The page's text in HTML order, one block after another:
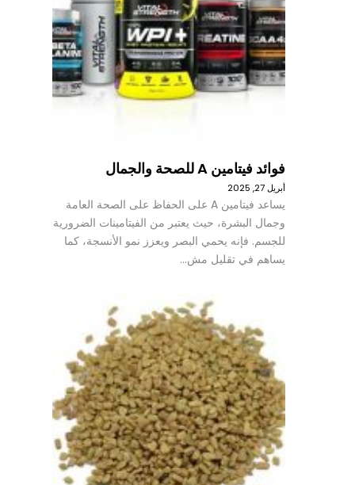
فوائد فيتامين A للصحة والجمال
أبريل 27, 2025
يساعد فيتامين A على الحفاظ على الصحة العامة
وجمال البشرة، حيث يعتبر من الفيتامينات الضرورية
للجسم. فإنه يحمي البصر ويعزز نمو الأنسجة، كما
يساهم في تقليل مش…